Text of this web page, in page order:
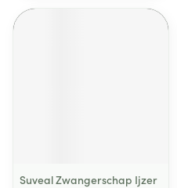
Suveal Zwangerschap Ijzer